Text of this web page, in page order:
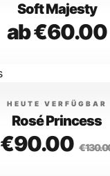
Soft Majesty
ab€60.00
HEUTE VERFÜGBAR
Rosé Princess
€90.00